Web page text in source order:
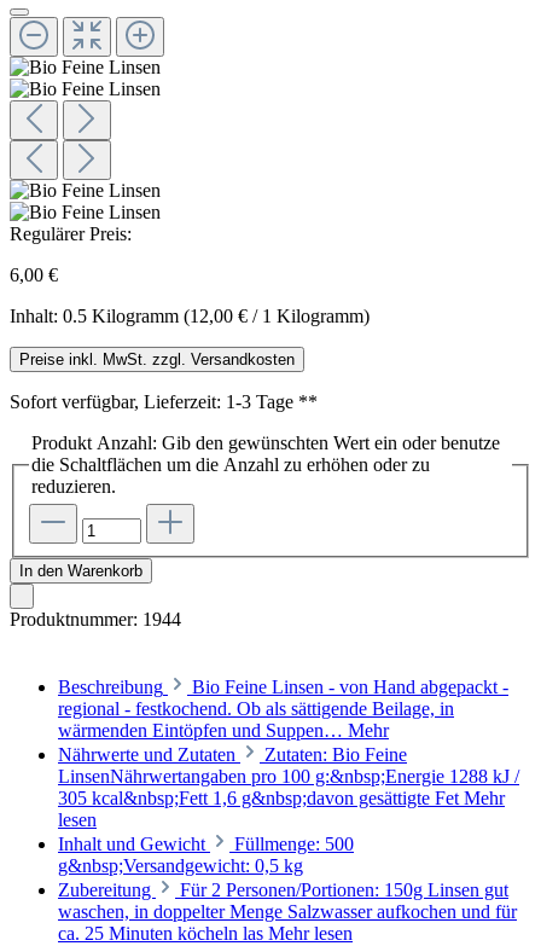
Regulärer Preis:
6,00 €
Inhalt: 0.5 Kilogramm (12,00 € / 1 Kilogramm)
Preise inkl. MwSt. zzgl. Versandkosten
Sofort verfügbar, Lieferzeit: 1-3 Tage **
Produkt Anzahl: Gib den gewünschten Wert ein oder benutze
die Schaltflächen um die Anzahl zu erhöhen oder zu
reduzieren.
In den Warenkorb
Produktnummer: 1944
Beschreibung
Bio Feine Linsen - von Hand abgepackt -
regional - festkochend. Ob als sättigende Beilage, in
wärmenden Eintöpfen und Suppen… Mehr
Nährwerte und Zutaten
Zutaten: Bio Feine
LinsenNährwertangaben pro 100 g:&nbsp;Energie 1288 kJ /
305 kcal&nbsp;Fett 1,6 g&nbsp;davon gesättigte FetMehr
lesen
Inhalt und Gewicht
Füllmenge: 500
g&nbsp;Versandgewicht: 0,5 kg
Zubereitung
Für 2 Personen/Portionen: 150g Linsen gut
waschen, in doppelter Menge Salzwasser aufkochen und für
ca. 25 Minuten köcheln las Mehr lesen